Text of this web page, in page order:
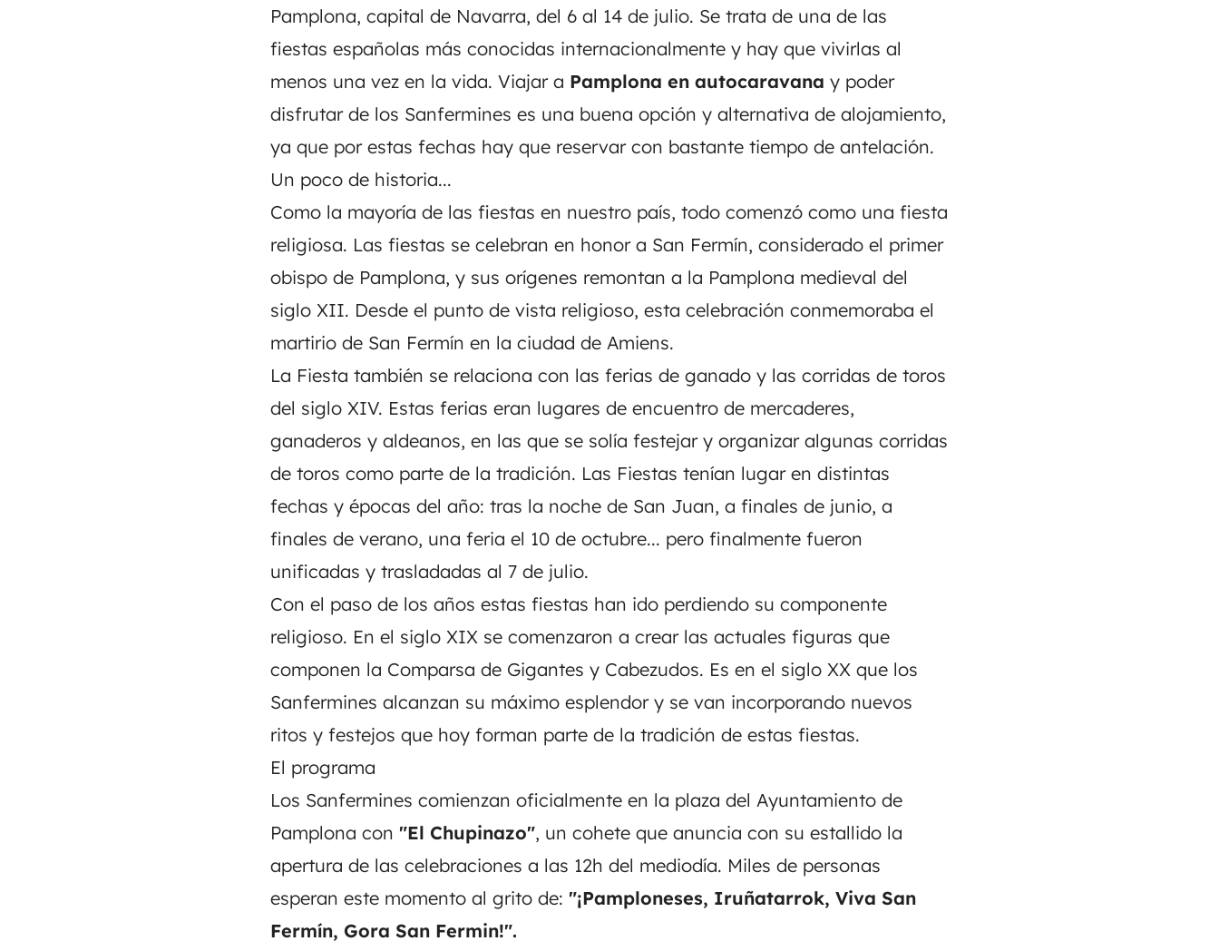
Pamplona, capital de Navarra, del 6 al 14 de julio. Se trata de una de las
fiestas españolas más conocidas internacionalmente y hay que vivirlas al
menos una vez en la vida. Viajar a Pamplona en autocaravana y poder
disfrutar de los Sanfermines es una buena opción y alternativa de alojamiento,
ya que por estas fechas hay que reservar con bastante tiempo de antelación.
Un poco de historia...
Como la mayoría de las fiestas en nuestro país, todo comenzó como una fiesta
religiosa. Las fiestas se celebran en honor a San Fermín, considerado el primer
obispo de Pamplona, y sus orígenes remontan a la Pamplona medieval del
siglo XII. Desde el punto de vista religioso, esta celebración conmemoraba el
martirio de San Fermín en la ciudad de Amiens.
La Fiesta también se relaciona con las ferias de ganado y las corridas de toros
del siglo XIV. Estas ferias eran lugares de encuentro de mercaderes,
ganaderos y aldeanos, en las que se solía festejar y organizar algunas corridas
de toros como parte de la tradición. Las Fiestas tenían lugar en distintas
fechas y épocas del año: tras la noche de San Juan, a finales de junio, a
finales de verano, una feria el 10 de octubre... pero finalmente fueron
unificadas y trasladadas al 7 de julio.
Con el paso de los años estas fiestas han ido perdiendo su componente
religioso. En el siglo XIX se comenzaron a crear las actuales figuras que
componen la Comparsa de Gigantes y Cabezudos. Es en el siglo XX que los
Sanfermines alcanzan su máximo esplendor y se van incorporando nuevos
ritos y festejos que hoy forman parte de la tradición de estas fiestas.
El programa
Los Sanfermines comienzan oficialmente en la plaza del Ayuntamiento de
Pamplona con "El Chupinazo", un cohete que anuncia con su estallido la
apertura de las celebraciones a las 12h del mediodía. Miles de personas
esperan este momento al grito de: "¡Pamploneses, Iruñatarrok, Viva San
Fermín, Gora San Fermin!".